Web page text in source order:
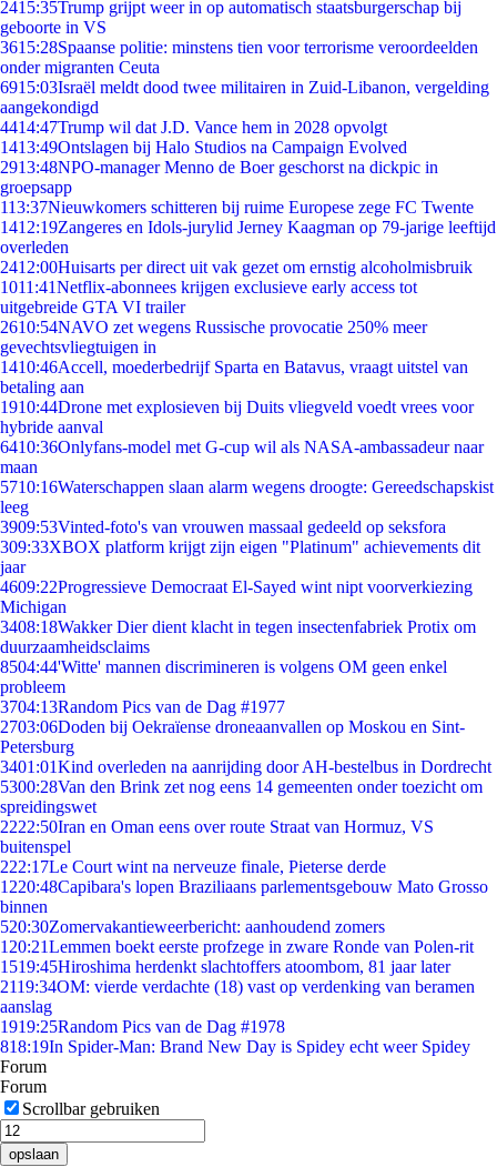
2415:35Trump grijpt weer in op automatisch staatsburgerschap bij
geboorte in VS
3615:28Spaanse politie: minstens tien voor terrorisme veroordeelden
onder migranten Ceuta
6915:03Israël meldt dood twee militairen in Zuid-Libanon, vergelding
aangekondigd
4414:47Trump wil dat J.D. Vance hem in 2028 opvolgt
1413:49Ontslagen bij Halo Studios na Campaign Evolved
2913:48NPO-manager Menno de Boer geschorst na dickpic in
groepsapp
113:37Nieuwkomers schitteren bij ruime Europese zege FC Twente
1412:19Zangeres en Idols-jurylid Jerney Kaagman op 79-jarige leeftijd
overleden
2412:00Huisarts per direct uit vak gezet om ernstig alcoholmisbruik
1011:41Netflix-abonnees krijgen exclusieve early access tot
uitgebreide GTA VI trailer
2610:54NAVO zet wegens Russische provocatie 250% meer
gevechtsvliegtuigen in
1410:46Accell, moederbedrijf Sparta en Batavus, vraagt uitstel van
betaling aan
1910:44Drone met explosieven bij Duits vliegveld voedt vrees voor
hybride aanval
6410:36Onlyfans-model met G-cup wil als NASA-ambassadeur naar
maan
5710:16Waterschappen slaan alarm wegens droogte: Gereedschapskist
leeg
3909:53Vinted-foto's van vrouwen massaal gedeeld op seksfora
309:33XBOX platform krijgt zijn eigen "Platinum" achievements dit
jaar
4609:22Progressieve Democraat El-Sayed wint nipt voorverkiezing
Michigan
3408:18Wakker Dier dient klacht in tegen insectenfabriek Protix om
duurzaamheidsclaims
8504:44'Witte' mannen discrimineren is volgens OM geen enkel
probleem
3704:13Random Pics van de Dag #1977
2703:06Doden bij Oekraïense droneaanvallen op Moskou en Sint-
Petersburg
3401:01Kind overleden na aanrijding door AH-bestelbus in Dordrecht
5300:28Van den Brink zet nog eens 14 gemeenten onder toezicht om
spreidingswet
2222:50Iran en Oman eens over route Straat van Hormuz, VS
buitenspel
222:17Le Court wint na nerveuze finale, Pieterse derde
1220:48Capibara's lopen Braziliaans parlementsgebouw Mato Grosso
binnen
520:30Zomervakantieweerbericht: aanhoudend zomers
1 20:21Lemmen boekt eerste profzege in zware Ronde van Polen-rit
1519:45Hiroshima herdenkt slachtoffers atoombom, 81 jaar later
2119:34OM: vierde verdachte (18) vast op verdenking van beramen
aanslag
1919:25Random Pics van de Dag #1978
818:19In Spider-Man: Brand New Day is Spidey echt weer Spidey
Forum
Forum
Scrollbar gebruiken
opslaan